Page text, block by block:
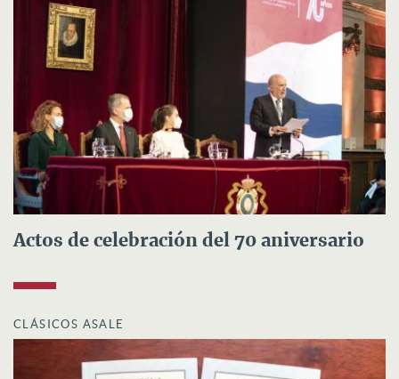
Actos de celebración del 70 aniversario
CLÁSICOS ASALE